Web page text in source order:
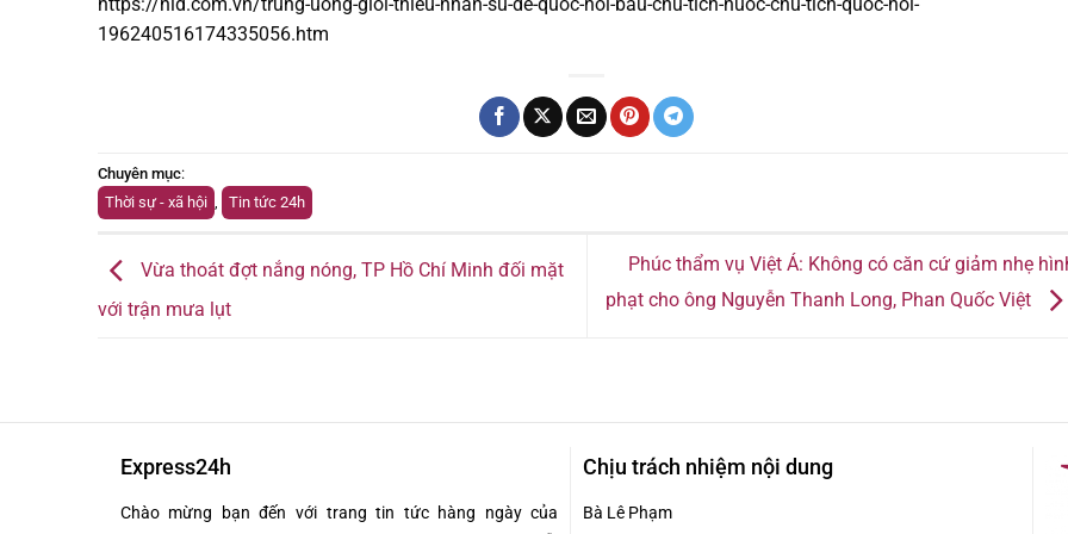
196240516174335056.htm
Chuyên mục:
Thời sự - xã hội
Tin tức 24h
Vừa thoát đợt nắng nóng, TP Hồ Chí Minh đối mặt
với trận mưa lụt
Phúc thẩm vụ Việt Á: Không có căn cứ giảm nhẹ
phạt cho ông Nguyễn Thanh Long, Phan Quốc Việt
Express24h
Chào mừng bạn đến với trang tin tức hàng ngày của
Chịu trách nhiệm nội dung
Bà Lê Phạm